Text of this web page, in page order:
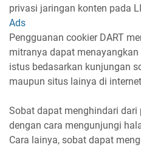
privasi jaringan konten pada
Ads
Pengguanan cookier DART
mitranya dapat
istus bedasarkan kunjungan
maupun situs lainya di
Sobat dapat menghindari dari
dengan cara mengunjungi
Cara lainya, sobat dapat